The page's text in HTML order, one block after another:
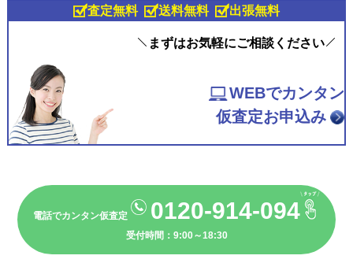
査定無料 送料無料 出張無料
まずはお気軽にご相談ください
WEBでカンタン
仮査定お申込み
電話でカンタン仮査定 0120-914-094
受付時間：9:00～18:30